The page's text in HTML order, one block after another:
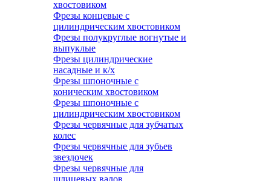
хвостовиком
Фрезы концевые с
цилиндрическим хвостовиком
Фрезы полукруглые вогнутые и
выпуклые
Фрезы цилиндрические
насадные и к/х
Фрезы шпоночные с
коническим хвостовиком
Фрезы шпоночные с
цилиндрическим хвостовиком
Фрезы червячные для зубчатых
колес
Фрезы червячные для зубьев
звездочек
Фрезы червячные для
шлицевых валов